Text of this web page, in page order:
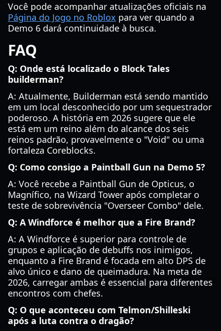
Você pode acompanhar atualizações oficiais na
Página do Jogo no Roblox para ver quando a
Demo 6 dará continuidade à busca.
FAQ
Q: Onde está localizado o Block Tales
builderman?
A: Atualmente, Builderman está sendo mantido
em um local desconhecido por um sequestrador
poderoso. A história em 2026 sugere que ele
está em um reino além do alcance dos seis
reinos padrão, provavelmente o "Void" ou uma
fortaleza Coreblocks.
Q: Como consigo a Paintball Gun na Demo 5?
A: Você recebe a Paintball Gun de Opticus, o
Magnífico, na Wizard Tower após completar o
teste de sobrevivência "Overseer Combo" dele.
Q: A Windforce é melhor que a Fire Brand?
A: A Windforce é superior para controle de
grupos e aplicação de debuffs nos inimigos,
enquanto a Fire Brand é focada em alto DPS de
alvo único e dano de queimadura. Na meta de
2026, carregar ambas é essencial para diferentes
encontros com chefes.
Q: O que aconteceu com Telmon/Shilleski
após a luta contra o dragão?